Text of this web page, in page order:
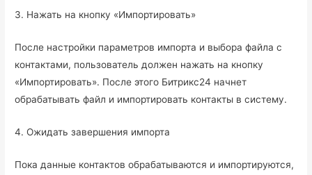
3. Нажать на кнопку «Импортировать»
После настройки параметров импорта и выбора файла с
контактами, пользователь должен нажать на кнопку
«Импортировать». После этого Битрикс24 начнет
обрабатывать файл и импортировать контакты в систему.
4. Ожидать завершения импорта
Пока данные контактов обрабатываются и импортируются,